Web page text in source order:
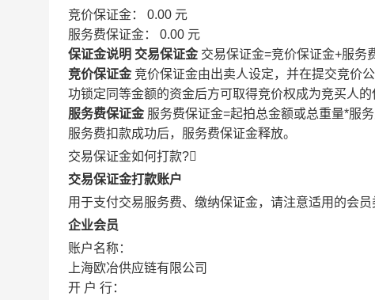
竞价保证金： 0.00 元
服务费保证金： 0.00 元
保证金说明 交易保证金 交易保证金=竞价保证金+服务
竞价保证金 竞价保证金由出卖人设定，并在提交竞价
功锁定同等金额的资金后方可取得竞价权成为竞买人的
服务费保证金 服务费保证金=起拍总金额或总重量*服
服务费扣款成功后，服务费保证金释放。
交易保证金如何打款?
交易保证金打款账户
用于支付交易服务费、缴纳保证金，请注意适用的会员
企业会员
账户名称：
上海欧冶供应链有限公司
开 户 行：